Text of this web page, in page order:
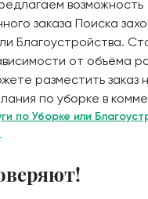
возможность
заказа Поиска
Благоустройства.
от объёма
разместить заказ
по уборке в
по Уборке или